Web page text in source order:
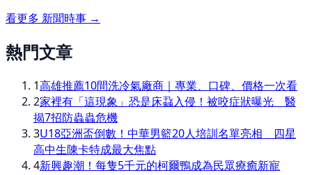
看更多 新聞時事 →
熱門文章
1高雄推薦10間洗冷氣廠商｜專業、口碑、價格一次看
2家裡有「這現象」恐是床蝨入侵！被咬症狀曝光 醫
揭7招防蟲蟲危機
3U18亞洲盃倒數！中華男籃20人培訓名單亮相 四星
高中生陳卡特成最大焦點
4新興趣潮！每隻5千元的柯爾鴨成為民眾療癒新寵